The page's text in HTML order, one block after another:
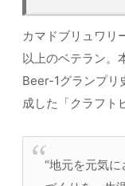
カマドブリュワリ
以上のベテラン。
Beer-1グランプリ
成した「クラフト
“地元を元気